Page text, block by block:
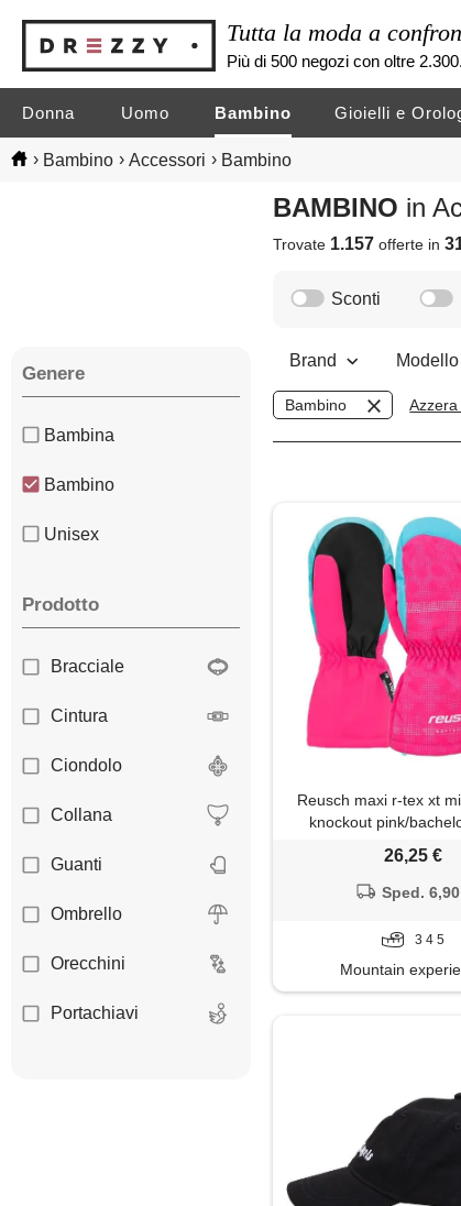
Tutta la moda a
Più di 500 negozi con oltre
Donna Uomo Bambino Gioielli e
› Bambino › Accessori › Bambino
BAMBINO in
Trovate 1.157 offerte in
Genere
Bambina
Bambino
Unisex
Prodotto
Bracciale
Cintura
Ciondolo
Collana
Guanti
Ombrello
Orecchini
Portachiavi
Sconti
Brand Modello
Bambino
Reusch maxi r-tex xt
knockout pink/
26,25 €
Sped.
3 4 5
Mountain